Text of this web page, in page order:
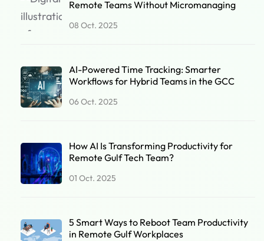
Remote Teams Without Micromanaging
08 Oct. 2025
AI-Powered Time Tracking: Smarter
Workflows for Hybrid Teams in the GCC
06 Oct. 2025
How AI Is Transforming Productivity for
Remote Gulf Tech Team?
01 Oct. 2025
5 Smart Ways to Reboot Team Productivity
in Remote Gulf Workplaces